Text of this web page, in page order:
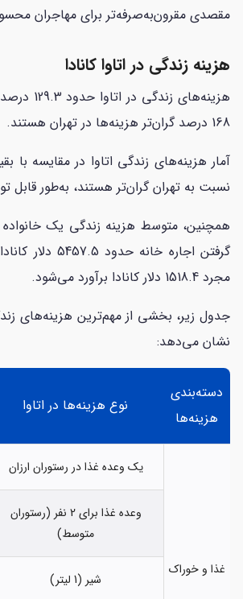
مقصدی مقرون‌به‌صرفه‌تر برای مهاجران
هزینه زندگی در اتاوا کانادا
هزینه‌های
168 درصد گران‌تر هزینه‌ها در تهران هستند.
آمار هزینه‌های زندگی اتاوا در مقایسه با
نسبت به تهران گران‌تر هستند، به‌طور قابل
گرفتن اجاره
مجرد 1518.4 دلار کانادا برآورد می‌شود.
جدول زیر، بخشی از مهم‌ترین هزینه‌های
نشان می‌دهد:
دسته‌بندی
هزینه‌ها
نوع هزینه‌ها در اتاوا
غذا و خوراک
یک وعده غذا در رستوران ارزان
وعده غذا برای 2 نفر (رستوران
متوسط)
شیر (1 لیتر)